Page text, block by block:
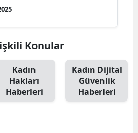
Gaziantep
Giresun
Gümüşhane
Konular
Kadın
Hakları
Haberleri
Kadın Dijital
Güvenlik
Haberleri